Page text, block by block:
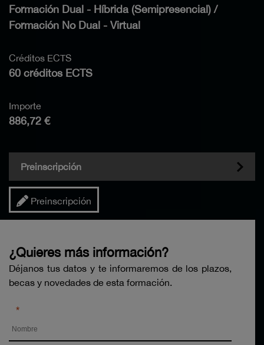
Formación Dual - Híbrida (Semipresencial) /
Formación No Dual - Virtual
Créditos ECTS
60 créditos ECTS
Importe
886,72 €
Preinscripción
Preinscripción
¿Quieres más información?
Déjanos tus datos y te informaremos de los plazos,
becas y novedades de esta formación.